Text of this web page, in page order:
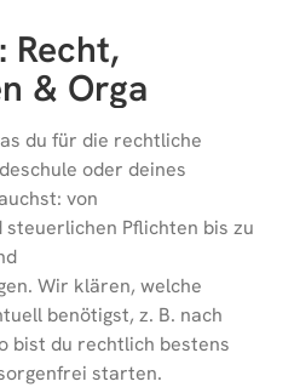
Recht,
& Orga
du für die rechtliche
oder deines
von
Pflichten bis zu
Wir klären, welche
benötigst, z. B. nach
bist du rechtlich bestens
starten.